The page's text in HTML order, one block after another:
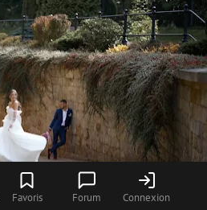
Favoris Forum Connexion